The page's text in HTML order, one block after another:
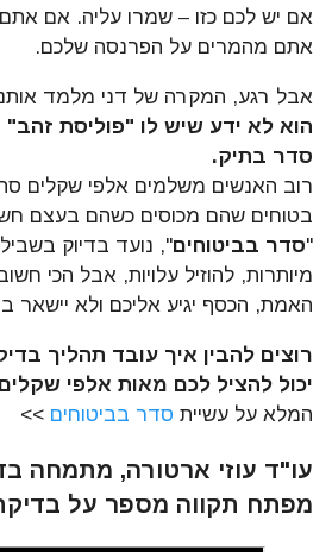
אם יש לכם כזו – שמרו עליה. אם אתם
אתם מהמרים על הפרנסה שלכם.
אבל רגע, המקרה של דני מלמד
הוא לא ידע שיש לו "פוליסת זהב"
סדר בתיק.
רוב האנשים משלמים אלפי שקלים
בטוחים שהם מכוסים כשהם בעצם
"סדר בביטוחים", נועד בדיוק
מיותרות, להוזיל עלויות, אבל הכי
האמת, הכסף יגיע אליכם ולא יישאר
רוצים להבין איך עובד תהליך
יכול להציל לכם מאות אלפי
המלא על עשיית סדר בביטוחים >>
עו"ד עוזי ארטורה, מתמחה
מפתח תקווה מספר על